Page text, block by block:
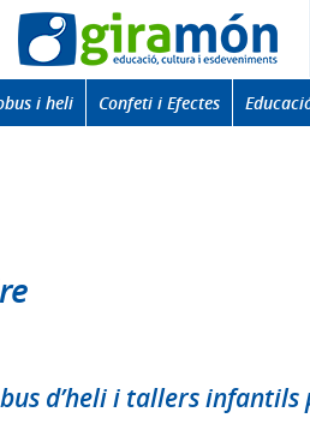
i heli Confeti i Efectes
d’heli i tallers infantils